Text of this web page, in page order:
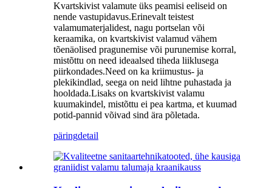
Kvartskivist valamute üks peamisi eeliseid on
nende vastupidavus.Erinevalt teistest
valamumaterjalidest, nagu portselan või
keraamika, on kvartskivist valamud vähem
tõenäolised pragunemise või purunemise korral,
mistõttu on need ideaalsed tiheda liiklusega
piirkondades.Need on ka kriimustus- ja
plekikindlad, seega on neid lihtne puhastada ja
hooldada.Lisaks on kvartskivist valamu
kuumakindel, mistõttu ei pea kartma, et kuumad
potid-pannid võivad sind ära põletada.
päringdetail